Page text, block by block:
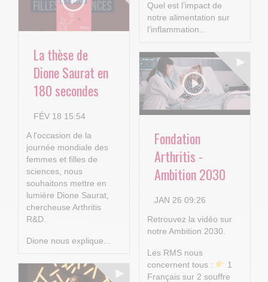
Quel est l’impact de
notre alimentation sur
l’inflammation...
La thèse de
Dione Saurat en
180 secondes
FÉV 18 15:54
A l'occasion de la
journée mondiale des
femmes et filles de
sciences, nous
souhaitons mettre en
lumière Dione Saurat,
chercheuse Arthritis
R&D.
Dione nous explique...
Fondation
Arthritis -
Ambition 2030
JAN 26 09:26
Retrouvez la vidéo sur
notre Ambition 2030.
Les RMS nous
concernent tous :
1
Français sur 2 souffre